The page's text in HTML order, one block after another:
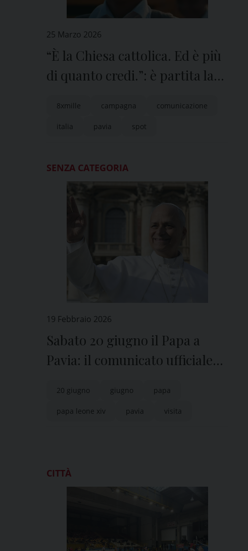
25 Marzo 2026
“È la Chiesa cattolica. Ed è più
di quanto credi.”: è partita la
8xmille campagna comunicazione
italia pavia spot
SENZA CATEGORIA
19 Febbraio 2026
Sabato 20 giugno il Papa a
Pavia: il comunicato ufficiale
Sanguineti
20 giugno giugno papa
papa leone xiv pavia visita
CITTÀ